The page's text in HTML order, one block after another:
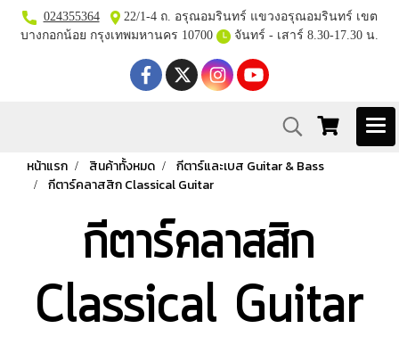
024355364
22/1-4 ถ. อรุณอมรินทร์ แขวงอรุณอมรินทร์ เขต
บางกอกน้อย กรุงเทพมหานคร 10700
จันทร์ - เสาร์ 8.30-17.30 น.
หน้าแรก สินค้าทั้งหมด
กีตาร์และเบส Guitar & Bass
กีตาร์คลาสสิก Classical Guitar
กีตาร์คลาสสิก
Classical Guitar